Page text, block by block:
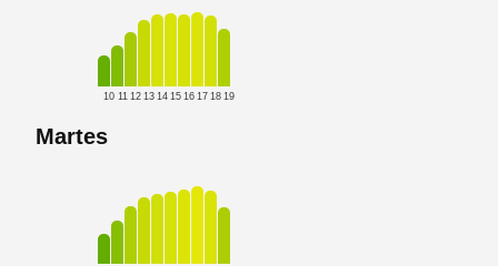
10 11 12 13 14 15 16 17 18 19
Martes